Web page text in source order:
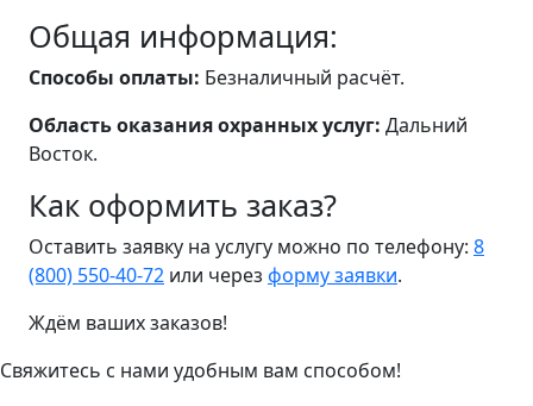
Общая информация:
Способы оплаты: Безналичный расчёт.
Область оказания охранных услуг: Дальний
Восток.
Как оформить заказ?
Оставить заявку на услугу можно по телефону: 8
(800) 550-40-72 или через форму заявки.
Ждём ваших заказов!
Свяжитесь с нами удобным вам способом!